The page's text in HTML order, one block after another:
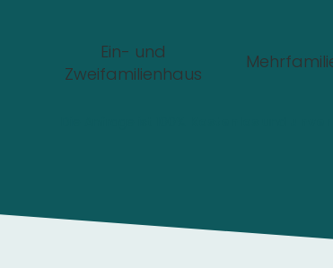
Ein- und
Zweifamilienhaus